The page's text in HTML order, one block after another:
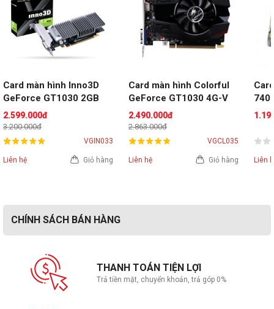
Card màn hình Inno3D
GeForce GT1030 2GB
GDDR5
2.599.000đ
3.200.000đ
VGIN033
Liên hệ Giỏ hàng
Card màn hình Colorful
GeForce GT1030 4G-V
2.490.000đ
2.863.000đ
VGCL035
Liên hệ Giỏ hàng
740
Liên
CHÍNH SÁCH BÁN HÀNG
THANH TOÁN TIỆN LỢI
Trả tiền mặt, chuyển khoản, trả góp 0%